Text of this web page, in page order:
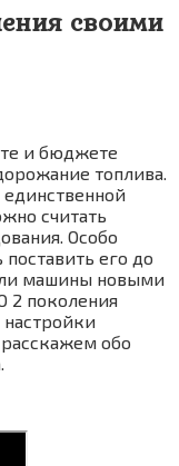
своими
и бюджете
топлива.
считать
Особо
его до
машины новыми
2 поколения
обо